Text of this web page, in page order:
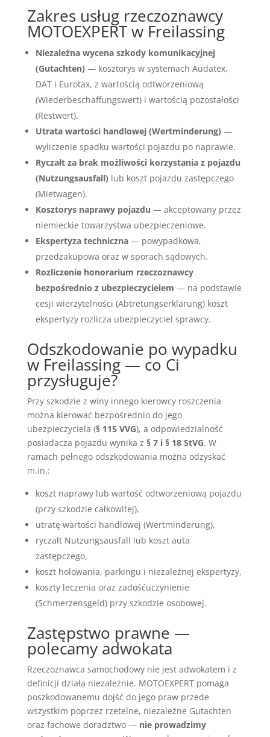
Zakres usług rzeczoznawcy
MOTOEXPERT w Freilassing
Niezależna wycena szkody komunikacyjnej
(Gutachten) — kosztorys w systemach Audatex,
DAT i Eurotax, z wartością odtworzeniową
(Wiederbeschaffungswert) i wartością pozostałości
(Restwert).
Utrata wartości handlowej (Wertminderung) —
wyliczenie spadku wartości pojazdu po naprawie.
Ryczałt za brak możliwości korzystania z pojazdu
(Nutzungsausfall) lub koszt pojazdu zastępczego
(Mietwagen).
Kosztorys naprawy pojazdu — akceptowany przez
niemieckie towarzystwa ubezpieczeniowe.
Ekspertyza techniczna— powypadkowa,
przedzakupowa oraz w sporach sądowych.
Rozliczenie honorarium rzeczoznawcy
bezpośrednio z ubezpieczycielem — na podstawie
cesji wierzytelności (Abtretungserklärung) koszt
ekspertyzy rozlicza ubezpieczyciel sprawcy.
Odszkodowanie po wypadku
w Freilassing — co Ci
przysługuje?
Przy szkodzie z winy innego kierowcy roszczenia
można kierować bezpośrednio do jego
ubezpieczyciela (§ 115 VVG), a odpowiedzialność
posiadacza pojazdu wynika z § 7 i § 18 StVG. W
ramach pełnego odszkodowania można odzyskać
m.in.:
koszt naprawy lub wartość odtworzeniową pojazdu
(przy szkodzie całkowitej),
utratę wartości handlowej (Wertminderung),
ryczałt Nutzungsausfall lub koszt auta
zastępczego,
koszt holowania, parkingu i niezależnej ekspertyzy,
koszty leczenia oraz zadośćuczynienie
(Schmerzensgeld) przy szkodzie osobowej.
Zastępstwo prawne —
polecamy adwokata
Rzeczoznawca samochodowy nie jest adwokatem i z
definicji działa niezależnie. MOTOEXPERT pomaga
poszkodowanemu dojść do jego praw przede
wszystkim poprzez rzetelne, niezależne Gutachten
oraz fachowe doradztwo — nie prowadzimy